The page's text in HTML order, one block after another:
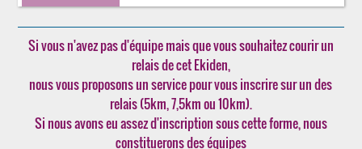
Si vous n'avez pas d'équipe mais que vous souhaitez courir un
relais de cet Ekiden,
nous vous proposons un service pour vous inscrire sur un des
relais (5km, 7,5km ou 10km).
Si nous avons eu assez d'inscription sous cette forme, nous
constituerons des équipes